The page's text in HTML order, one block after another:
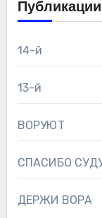
Публикации
14-й
13-й
ВОРУЮТ
СПАСИБО
ДЕРЖИ ВОРА